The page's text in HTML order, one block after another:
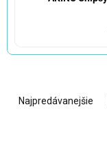
Najpredávanejšie